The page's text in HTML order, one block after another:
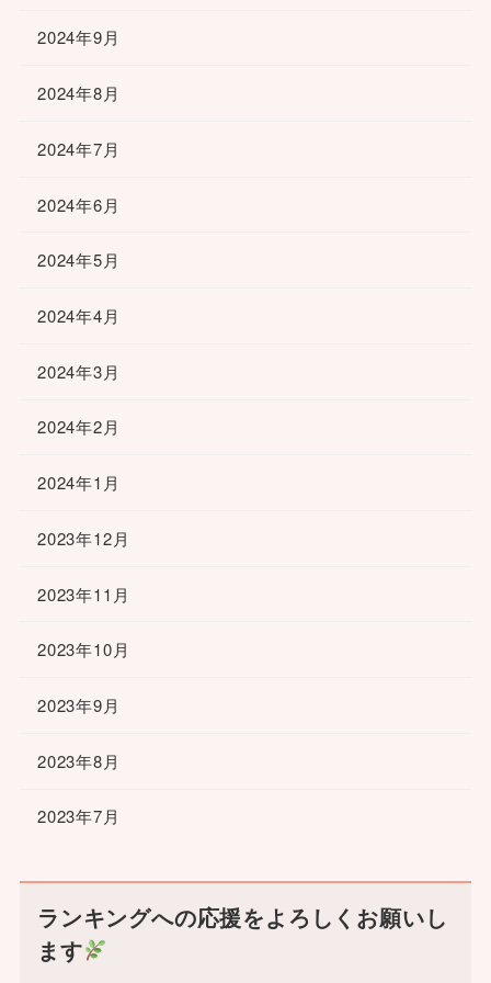
2024年9月
2024年8月
2024年7月
2024年6月
2024年5月
2024年4月
2024年3月
2024年2月
2024年1月
2023年12月
2023年11月
2023年10月
2023年9月
2023年8月
2023年7月
ランキングへの応援をよろしくお願いし
ます